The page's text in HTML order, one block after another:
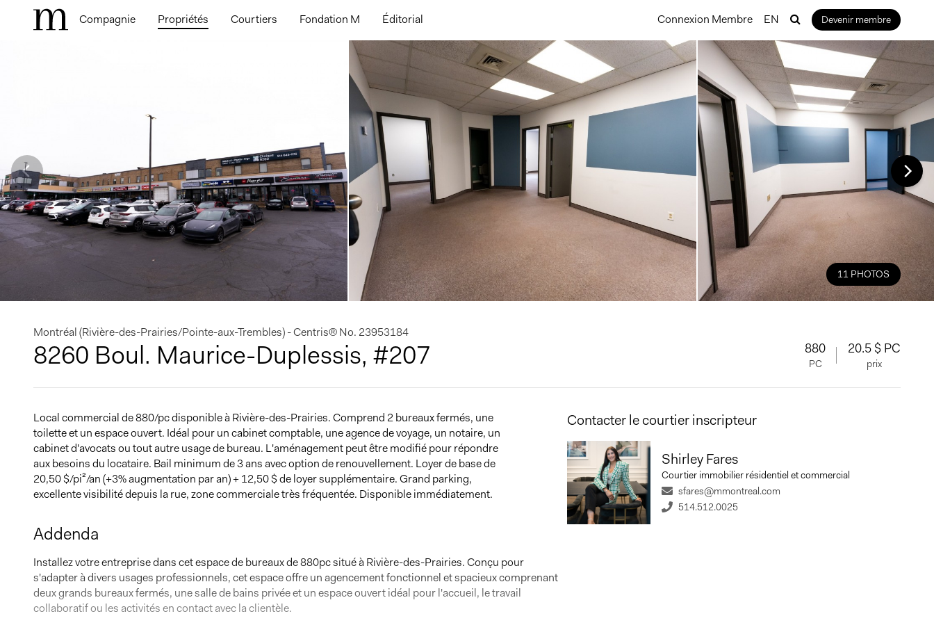
Compagnie Propriétés Courtiers Fondation M Éditorial Connexion Membre EN Devenir membre
11 PHOTOS
Montréal (Rivière-des-Prairies/Pointe-aux-Trembles) - Centris® No. 23953184
8260 Boul. Maurice-Duplessis, #207 880
PC
20.5 $ PC
prix
Local commercial de 880/pc disponible à Rivière-des-Prairies. Comprend 2 bureaux fermés, une
toilette et un espace ouvert. Idéal pour un cabinet comptable, une agence de voyage, un notaire, un
cabinet d'avocats ou tout autre usage de bureau. L'aménagement peut être modifié pour répondre
aux besoins du locataire. Bail minimum de 3 ans avec option de renouvellement. Loyer de base de
20,50 $/pi²/an (+3% augmentation par an) + 12,50 $ de loyer supplémentaire. Grand parking,
excellente visibilité depuis la rue, zone commerciale très fréquentée. Disponible immédiatement.
Addenda
Installez votre entreprise dans cet espace de bureaux de 880pc situé à Rivière-des-Prairies. Conçu pour
s'adapter à divers usages professionnels, cet espace offre un agencement fonctionnel et spacieux comprenant
deux grands bureaux fermés, une salle de bains privée et un espace ouvert idéal pour l'accueil, le travail
collaboratif ou les activités en contact avec la clientèle.
Contacter le courtier inscripteur
Shirley Fares
Courtier immobilier résidentiel et commercial
sfares@mmontreal.com
514.512.0025